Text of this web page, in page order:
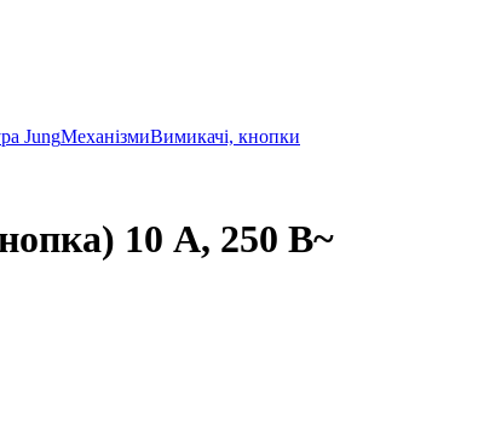
JungМеханізмиВимикачі, кнопки
10 А, 250 В~